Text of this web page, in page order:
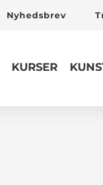
Nyhedsbrev
KURSER